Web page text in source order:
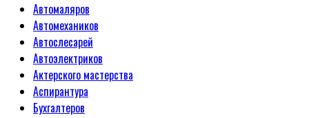
Автомаляров
Автомехаников
Автослесарей
Автоэлектриков
Актерского мастерства
Аспирантура
Бухгалтеров